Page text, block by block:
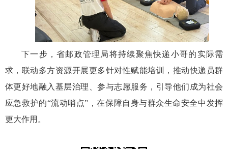
下一步，省邮政管理局将持续聚焦快递小哥的实际需
求，联动多方资源开展更多针对性赋能培训，推动快递员群
体更好地融入基层治理、参与志愿服务，引导他们成为社会
应急救护的“流动哨点” ，在保障自身与群众生命安全中发挥
更大作用。